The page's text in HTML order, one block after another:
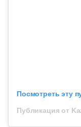
Посмотреть эту